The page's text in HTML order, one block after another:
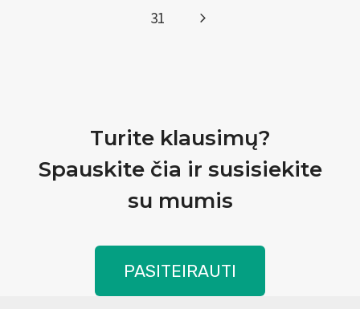
31
Next
Turite klausimų?
Spauskite čia ir susisiekite
su mumis
PASITEIRAUTI